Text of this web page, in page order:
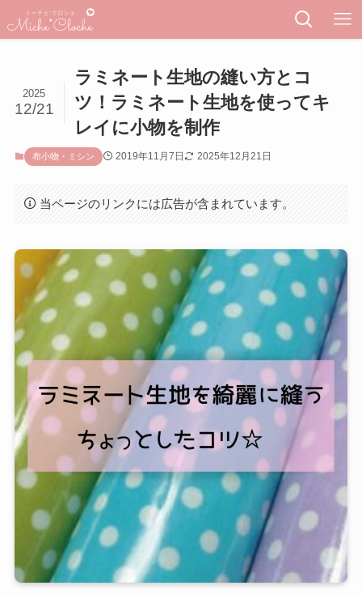
ラミネート生地の縫い方とコ
ツ！ラミネート生地を使ってキ
レイに小物を制作
2025
12/21
布小物・ミシン 2019年11月7日 2025年12月21日
当ページのリンクには広告が含まれています。